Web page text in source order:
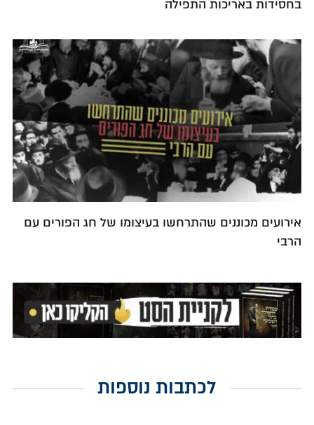
בחסידות באריכות התפילה
אירועים מכוננים שהתרחשו בעיצומו של חג הפורים עם
הרבי
לכתבות נוספות